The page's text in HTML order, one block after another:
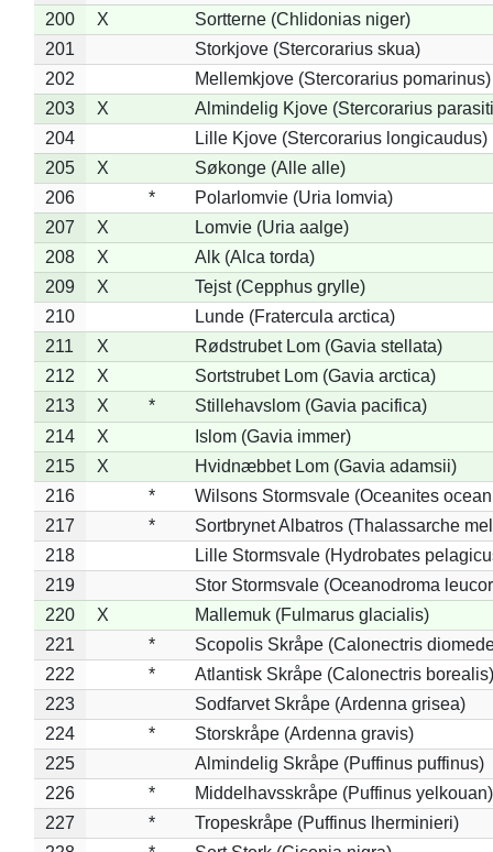
200
X
Sortterne (Chlidonias niger)
201
Storkjove (Stercorarius skua)
202
Mellemkjove (Stercorarius pomarinus)
203
X
Almindelig Kjove (Stercorarius
204
Lille Kjove (Stercorarius longicaudus)
205
X
Søkonge (Alle alle)
206
*
Polarlomvie (Uria lomvia)
207
X
Lomvie (Uria aalge)
208
X
Alk (Alca torda)
209
X
Tejst (Cepphus grylle)
210
Lunde (Fratercula arctica)
211
X
Rødstrubet Lom (Gavia stellata)
212
X
Sortstrubet Lom (Gavia arctica)
213
X *
Stillehavslom (Gavia pacifica)
214
X
Islom (Gavia immer)
215
X
Hvidnæbbet Lom (Gavia adamsii)
216
*
Wilsons Stormsvale (Oceanites
217
*
Sortbrynet Albatros (Thalassarche
218
Lille Stormsvale (Hydrobates
219
Stor Stormsvale (Oceanodroma
220
X
Mallemuk (Fulmarus glacialis)
221
*
Scopolis Skråpe (Calonectris
222
*
Atlantisk Skråpe (Calonectris borealis)
223
Sodfarvet Skråpe (Ardenna grisea)
224
*
Storskråpe (Ardenna gravis)
225
Almindelig Skråpe (Puffinus puffinus)
226
*
Middelhavsskråpe (Puffinus yelkouan)
227
*
Tropeskråpe (Puffinus lherminieri)